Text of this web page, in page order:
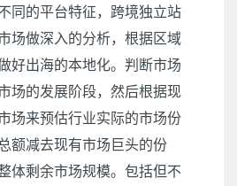
同的平台特征，跨境独立站
场做深入的分析，根据区域
好出海的本地化。判断市场
场的发展阶段，然后根据现
场来预估行业实际的市场份
额减去现有市场巨头的份
体剩余市场规模。包括但不